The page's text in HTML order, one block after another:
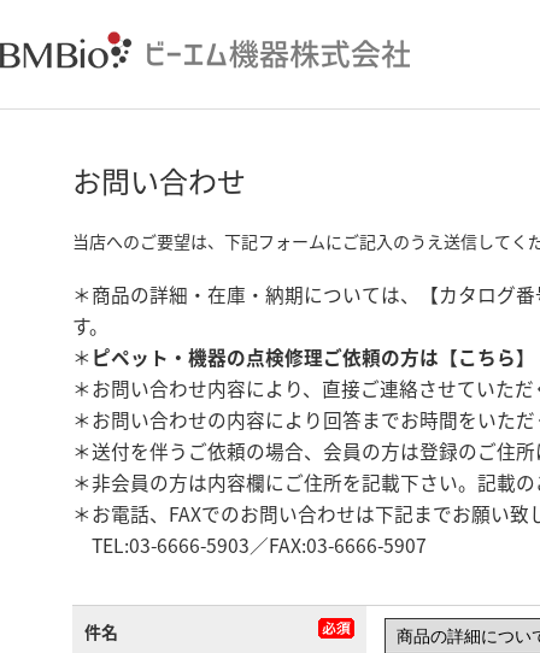
お問い合わせ
当店へのご要望は、下記フォームにご記入のうえ送信してく
＊商品の詳細・在庫・納期については、【カタログ
す。
＊ ピペット・機器の点検修理ご依頼の方は【こちら】
＊お問い合わせ内容により、直接ご連絡させていた
＊お問い合わせの内容により回答までお時間をいた
＊送付を伴うご依頼の場合、会員の方は登録のご住
＊非会員の方は内容欄にご住所を記載下さい。記載
＊お電話、FAXでのお問い合わせは下記までお願い致
TEL:03-6666-5903／FAX:03-6666-5907
件名